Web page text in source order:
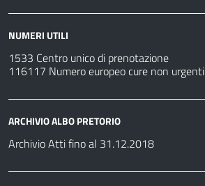
NUMERI UTILI
1533 Centro unico di prenotazione
116117 Numero europeo cure non urgenti
ARCHIVIO ALBO PRETORIO
Archivio Atti fino al 31.12.2018